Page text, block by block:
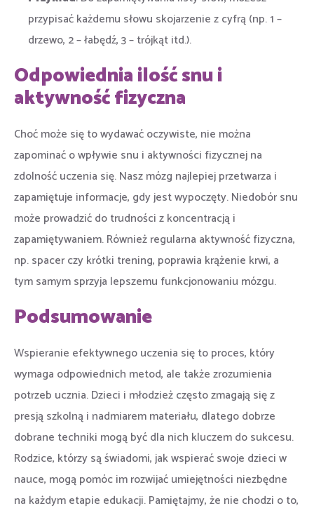
przypisać każdemu słowu skojarzenie z cyfrą (np. 1 –
drzewo, 2 – łabędź, 3 – trójkąt itd.).
Odpowiednia ilość snu i
aktywność fizyczna
Choć może się to wydawać oczywiste, nie można
zapominać o wpływie snu i aktywności fizycznej na
zdolność uczenia się. Nasz mózg najlepiej przetwarza i
zapamiętuje informacje, gdy jest wypoczęty. Niedobór snu
może prowadzić do trudności z koncentracją i
zapamiętywaniem. Również regularna aktywność fizyczna,
np. spacer czy krótki trening, poprawia krążenie krwi, a
tym samym sprzyja lepszemu funkcjonowaniu mózgu.
Podsumowanie
Wspieranie efektywnego uczenia się to proces, który
wymaga odpowiednich metod, ale także zrozumienia
potrzeb ucznia. Dzieci i młodzież często zmagają się z
presją szkolną i nadmiarem materiału, dlatego dobrze
dobrane techniki mogą być dla nich kluczem do sukcesu.
Rodzice, którzy są świadomi, jak wspierać swoje dzieci w
nauce, mogą pomóc im rozwijać umiejętności niezbędne
na każdym etapie edukacji. Pamiętajmy, że nie chodzi o to,